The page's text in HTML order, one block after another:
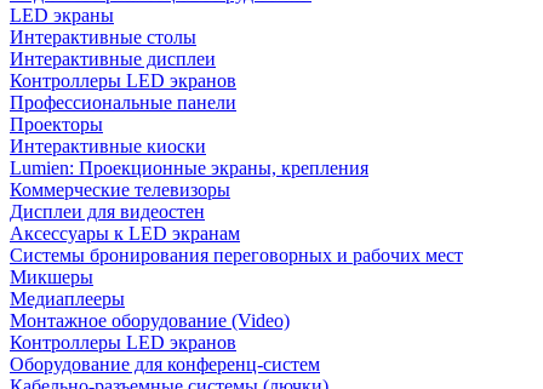
LED экраны
Интерактивные столы
Интерактивные дисплеи
Контроллеры LED экранов
Профессиональные панели
Проекторы
Интерактивные киоски
Lumien: Проекционные экраны, крепления
Коммерческие телевизоры
Дисплеи для видеостен
Аксессуары к LED экранам
Системы бронирования переговорных и рабочих мест
Микшеры
Медиаплееры
Монтажное оборудование (Video)
Контроллеры LED экранов
Оборудование для конференц-систем